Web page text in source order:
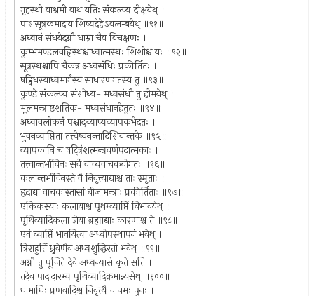
गृहस्थो वाश्रमी वाथ यतिः संकल्प्य दीक्षयेथ् ।
पाशसूत्रकमादाय शिष्यदेहेऽवलम्बयेथ् ॥९१॥
अध्वानं संधयेदग्नौ धाम्ना चैव विचक्षणः ।
कुम्भमण्डलवह्निस्थश्चाध्वात्मस्थः शिशोश्च यः ॥९२॥
सूत्रस्थश्चापि चैकत्र अध्वसंधिः प्रकीर्तितः ।
षड्विधस्याध्वमार्गस्य साधारणगतस्य तु ॥९३॥
कुण्डे संकल्प्य संशोध्य- मध्वसंधौ तु होमयेथ् ।
मूलमन्त्राष्टशतिक- मध्वसंधानहेतुतः ॥९४॥
अध्वावलोकनं पश्चाद्व्याप्यव्यापकभेदतः ।
भुवनव्याप्तिता तत्त्वेष्वनन्तादिशिवान्तके ॥९५॥
व्यापकानि च षट्त्रिंशत्मन्त्रवर्णपदात्मकाः ।
तत्त्वान्तर्भाविनः सर्वे वाच्यवाचकयोगतः ॥९६॥
कलान्तर्भाविनस्ते वै निवृत्त्याद्याश्च ताः स्मृताः ।
हृदाद्या वाचकास्तासां बीजामन्त्राः प्रकीर्तिताः ॥९७॥
एकिकस्याः कलायाश्च पृथग्व्याप्तिं विभावयेथ् ।
पृथिव्यादिकला ज्ञेया ब्रह्माद्याः कारणाश्च ते ॥९८॥
एवं व्याप्तिं भावयित्वा अध्वोपस्थापनं भवेथ् ।
त्रिराहुतिं ध्रुवेणैव अध्वशुद्धिरतो भवेथ् ॥९९॥
अग्नौ तु पूजिते देवे अध्वन्यासे कृते सति ।
तदेव पादादारभ्य पृथिव्यादिक्रमान्न्यसेथ् ॥१००॥
धामाधिः प्रणवादिश्च निवृत्त्यै च नमः पुनः ।